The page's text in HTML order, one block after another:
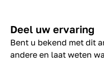
Deel uw ervaring
Bent u bekend met dit
andere en laat weten